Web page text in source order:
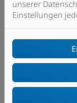
unserer
Einstellungen